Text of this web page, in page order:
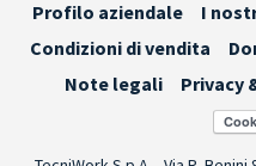
Profilo aziendale I
Condizioni di vendita
Note legali
Privacy